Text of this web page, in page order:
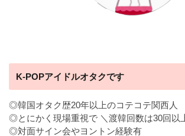
K-POPアイドルオタクです
◎韓国オタク歴20年以上のコテコテ関西人
◎とにかく現場重視で ＼渡韓回数は30回以
◎対面サイン会やヨントン経験有